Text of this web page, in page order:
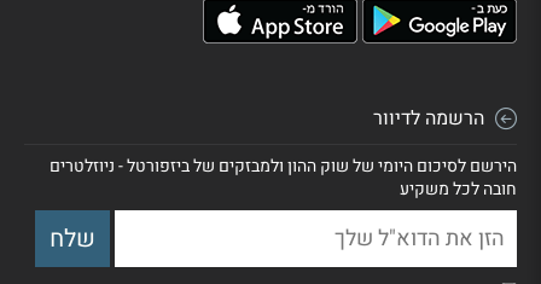
הרשמה לדיוור
הירשם לסיכום היומי של שוק ההון ולמבזקים של ביזפורטל - ניוזלטרים
חובה לכל משקיע